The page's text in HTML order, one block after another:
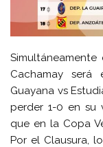
Cachamay
Guayana vs
perder 1-0 en su
que en la Copa
Por el Clausura,